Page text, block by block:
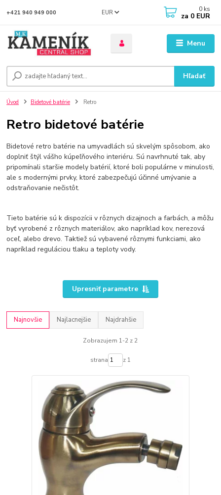
Menu
EUR
Hľadať
+421 940 949 000 0 ks
za 0 EUR
Úvod Bidetové batérie Retro
Retro bidetové batérie
Bidetové retro batérie na umyvadlách sú skvelým spôsobom, ako
doplniť štýl vášho kúpeľňového interiéru. Sú navrhnuté tak, aby
pripomínali staršie modely batérií, ktoré boli populárne v minulosti,
ale s modernými prvky, ktoré zabezpečujú účinné umývanie a
odstraňovanie nečistôt.
Tieto batérie sú k dispozícii v rôznych dizajnoch a farbách, a môžu
byť vyrobené z rôznych materiálov, ako napríklad kov, nerezová
oceľ, alebo drevo. Taktiež sú vybavené rôznymi funkciami, ako
napríklad reguláciou tlaku a teploty vody.
Upresniť parametre
Najnovšie Najlacnejšie Najdrahšie
Zobrazujem 1-2 z 2
strana z 1